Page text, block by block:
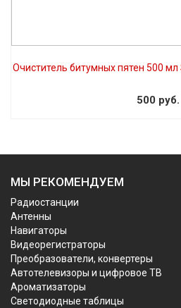
Очиститель битумных пятен 500 мл
500 руб.
МЫ РЕКОМЕНДУЕМ
Радиостанции
Антенны
Навигаторы
Видеорегистраторы
Преобразователи, конвертеры
Автотелевизоры и цифровое ТВ
Ароматизаторы
Светодиодные таблицы